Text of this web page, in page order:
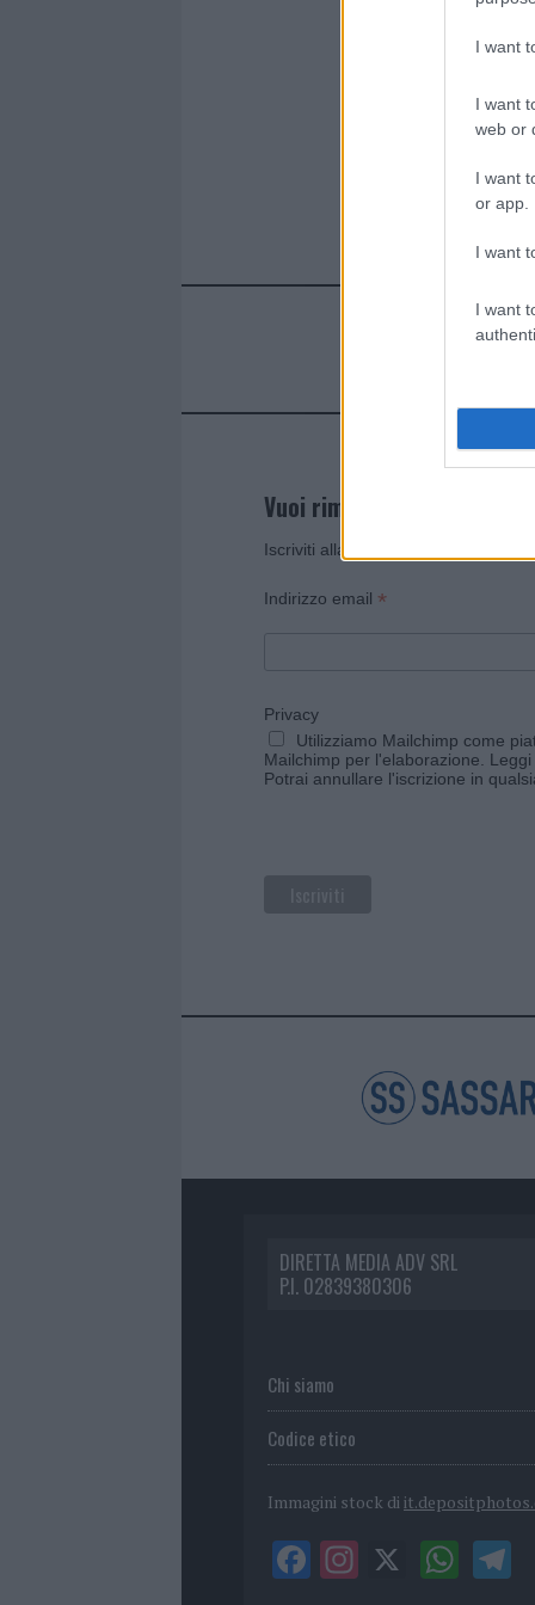
I want
I want
web or
I want
or app.
I want
I want
Vuoi rimanere sempre
Iscriviti alla newsletter di Gallura
Indirizzo email *
Privacy
Utilizziamo Mailchimp come
Mailchimp per l'elaborazione.
Potrai annullare l'iscrizione in
DIRETTA MEDIA ADV SRL
P.I. 02839380306
Chi siamo
Codice etico
Immagini stock di